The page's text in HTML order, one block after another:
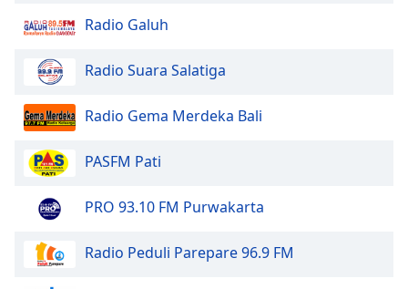
Text
Edge
Style
Family
Radio Galuh
Radio Suara Salatiga
Radio Gema Merdeka Bali
PASFM Pati
PRO 93.10 FM Purwakarta
Radio Peduli Parepare 96.9 FM